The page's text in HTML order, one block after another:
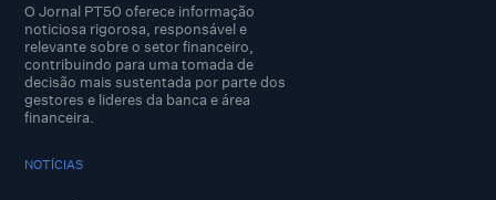
O Jornal PT50 oferece informação
noticiosa rigorosa, responsável e
relevante sobre o setor financeiro,
contribuindo para uma tomada de
decisão mais sustentada por parte dos
gestores e lideres da banca e área
financeira.
NOTÍCIAS